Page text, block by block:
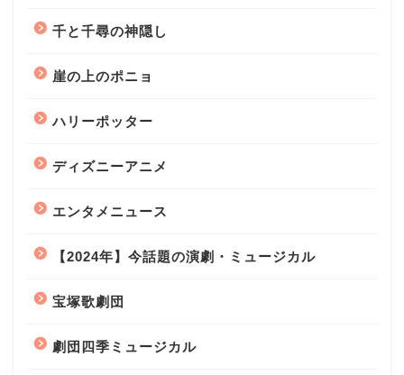
千と千尋の神隠し
崖の上のポニョ
ハリーポッター
ディズニーアニメ
エンタメニュース
【2024年】今話題の演劇・ミュージカル
宝塚歌劇団
劇団四季ミュージカル